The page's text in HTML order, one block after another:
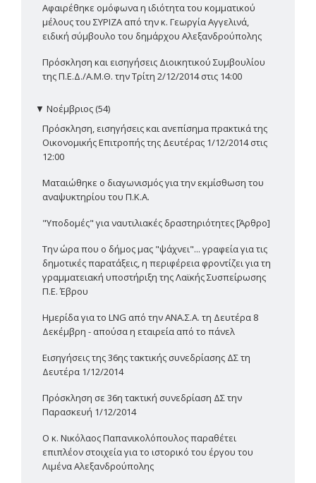
Αφαιρέθηκε ομόφωνα η ιδιότητα του κομματικού
μέλους του ΣΥΡΙΖΑ από την κ. Γεωργία Αγγελινά,
ειδική σύμβουλο του δημάρχου Αλεξανδρούπολης
Πρόσκληση και εισηγήσεις Διοικητικού Συμβουλίου
της Π.Ε.Δ./Α.Μ.Θ. την Τρίτη 2/12/2014 στις 14:00
▼ Νοέμβριος (54)
Πρόσκληση, εισηγήσεις και ανεπίσημα πρακτικά της
Οικονομικής Επιτροπής της Δευτέρας 1/12/2014 στις
12:00
Ματαιώθηκε ο διαγωνισμός για την εκμίσθωση του
αναψυκτηρίου του Π.Κ.Α.
"Υποδομές" για ναυτιλιακές δραστηριότητες [Άρθρο]
Την ώρα που ο δήμος μας "ψάχνει"... γραφεία για τις
δημοτικές παρατάξεις, η περιφέρεια φροντίζει για τη
γραμματειακή υποστήριξη της Λαϊκής Συσπείρωσης
Π.Ε. Έβρου
Ημερίδα για το LNG από την ΑΝΑ.Σ.Α. τη Δευτέρα 8
Δεκέμβρη - απούσα η εταιρεία από το πάνελ
Εισηγήσεις της 36ης τακτικής συνεδρίασης ΔΣ τη
Δευτέρα 1/12/2014
Πρόσκληση σε 36η τακτική συνεδρίαση ΔΣ την
Παρασκευή 1/12/2014
Ο κ. Νικόλαος Παπανικολόπουλος παραθέτει
επιπλέον στοιχεία για το ιστορικό του έργου του
Λιμένα Αλεξανδρούπολης